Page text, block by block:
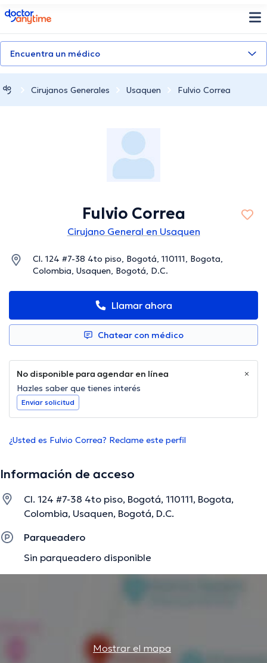
doctoranytime
Encuentra un médico
Cirujanos Generales Usaquen Fulvio Correa
Fulvio Correa
Cirujano General en Usaquen
Cl. 124 #7-38 4to piso, Bogotá, 110111, Bogota,
Colombia, Usaquen, Bogotá, D.C.
Llamar ahora
Chatear con médico
No disponible para agendar en línea
Hazles saber que tienes interés
Enviar solicitud
¿Usted es Fulvio Correa? Reclame este perfil
Información de acceso
Cl. 124 #7-38 4to piso, Bogotá, 110111, Bogota,
Colombia, Usaquen, Bogotá, D.C.
Parqueadero
Sin parqueadero disponible
Mostrar el mapa